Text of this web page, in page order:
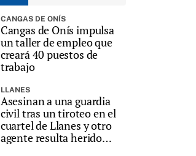
CANGAS DE ONÍS
Cangas de Onís impulsa
un taller de empleo que
creará 40 puestos de
trabajo
LLANES
Asesinan a una guardia
civil tras un tiroteo en el
cuartel de Llanes y otro
agente resulta herido